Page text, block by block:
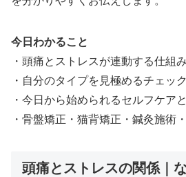
今日わかること
・頭痛とストレスが連動する仕組み
・自分のタイプを見極めるチェッ
・今日から始められるセルフケア
・骨盤矯正・猫背矯正・鍼灸施術
頭痛とストレスの関係｜